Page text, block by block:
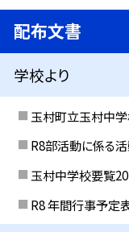
配布文書
学校より
玉村町立玉村中
R8部活動に係る活
玉村中学校要覧
R8 年間行事予定